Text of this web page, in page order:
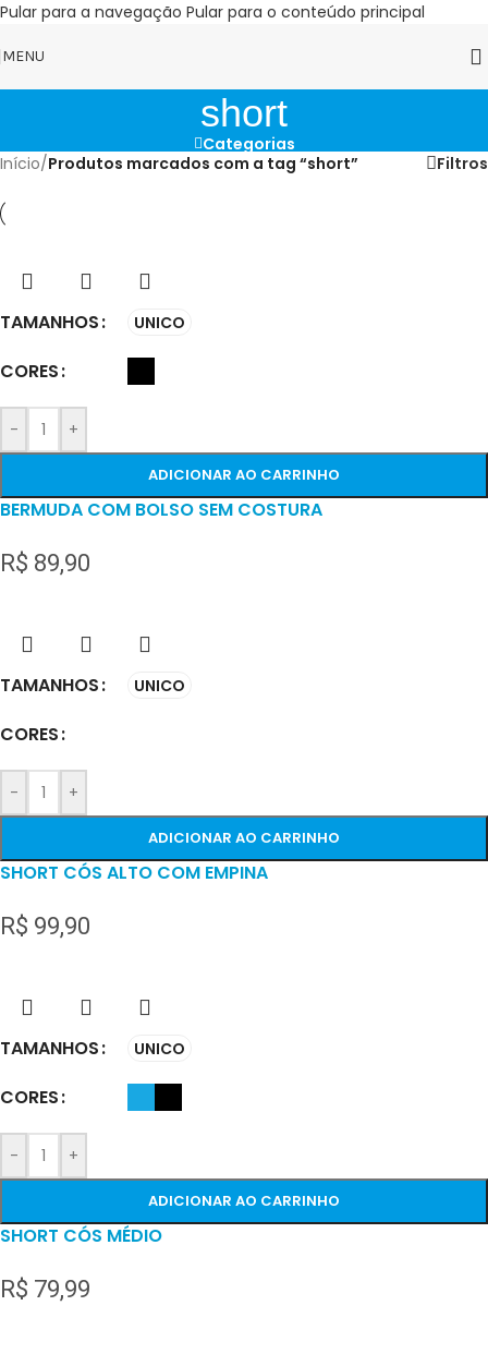
Pular para a navegação Pular para o conteúdo principal
MENU
short
Categorias
Início/Produtos marcados com a tag “short” Filtros
TAMANHOS UNICO
CORES
- +
ADICIONAR AO CARRINHO
BERMUDA COM BOLSO SEM COSTURA
R$ 89,90
TAMANHOS UNICO
CORES
- +
ADICIONAR AO CARRINHO
SHORT CÓS ALTO COM EMPINA
R$ 99,90
TAMANHOS UNICO
CORES
- +
ADICIONAR AO CARRINHO
SHORT CÓS MÉDIO
R$ 79,99